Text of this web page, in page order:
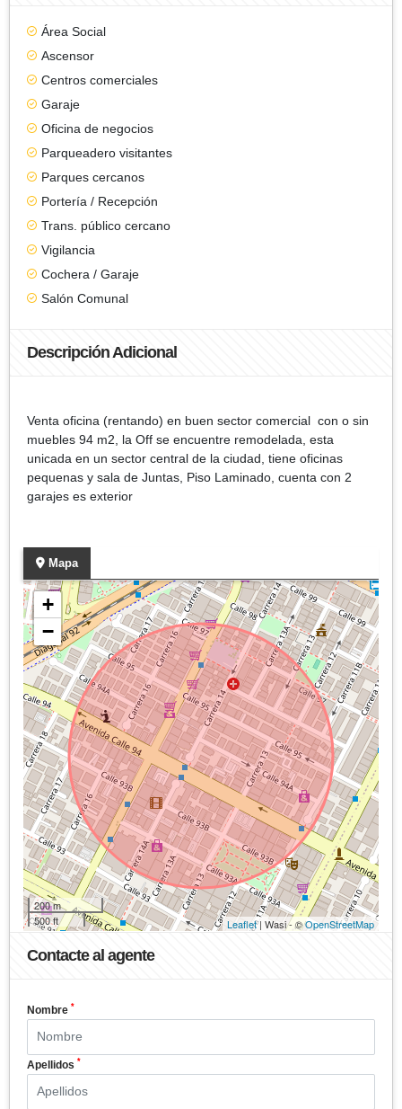
Área Social
Ascensor
Centros comerciales
Garaje
Oficina de negocios
Parqueadero visitantes
Parques cercanos
Portería / Recepción
Trans. público cercano
Vigilancia
Cochera / Garaje
Salón Comunal
Descripción Adicional
Venta oficina (rentando) en buen sector comercial con o sin
muebles 94 m2, la Off se encuentre remodelada, esta
unicada en un sector central de la ciudad, tiene oficinas
pequenas y sala de Juntas, Piso Laminado, cuenta con 2
garajes es exterior
Mapa
+
−
200 m
500 ft
Leaflet| Wasi - ©OpenStreetMap
Contacte al agente
Nombre *
Apellidos *